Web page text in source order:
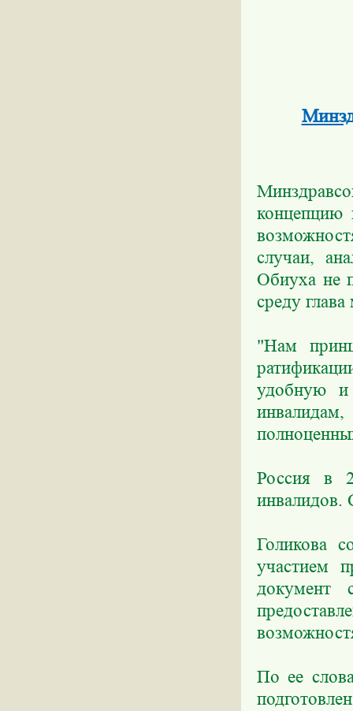
концепцию
случаи,
Обиуха не
среду
"Нам
удобную и
Россия в
инвалидов.
Голикова
участием
документ
По ее